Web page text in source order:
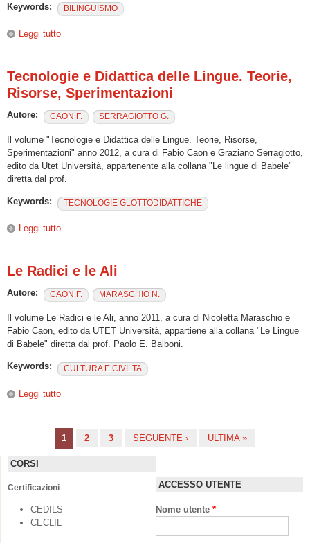
Keywords: BILINGUISMO
Leggi tutto
Tecnologie e Didattica delle Lingue. Teorie,
Risorse, Sperimentazioni
Autore: CAON F. SERRAGIOTTO G.
Il volume "Tecnologie e Didattica delle Lingue. Teorie, Risorse,
Sperimentazioni" anno 2012, a cura di Fabio Caon e Graziano Serragiotto,
edito da Utet Università, appartenente alla collana "Le lingue di Babele"
diretta dal prof.
Keywords: TECNOLOGIE GLOTTODIDATTICHE
Leggi tutto
Le Radici e le Ali
Autore: CAON F. MARASCHIO N.
Il volume Le Radici e le Ali, anno 2011, a cura di Nicoletta Maraschio e
Fabio Caon, edito da UTET Università, appartiene alla collana "Le Lingue
di Babele" diretta dal prof. Paolo E. Balboni.
Keywords: CULTURA E CIVILTA
Leggi tutto
1 2 3 SEGUENTE › ULTIMA »
CORSI
Certificazioni
CEDILS
CECLIL
ACCESSO UTENTE
Nome utente *